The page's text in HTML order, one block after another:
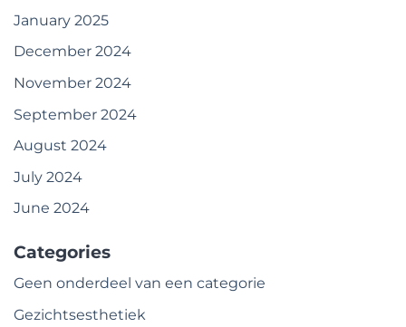
January 2025
December 2024
November 2024
September 2024
August 2024
July 2024
June 2024
Categories
Geen onderdeel van een categorie
Gezichtsesthetiek